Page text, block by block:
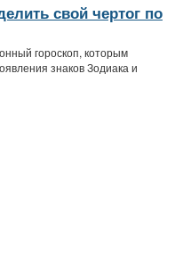
свой чертог по
гороскоп, которым
знаков Зодиака и